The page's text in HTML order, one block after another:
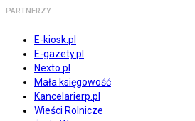
PARTNERZY
E-kiosk.pl
E-gazety.pl
Nexto.pl
Mała księgowość
Kancelarierp.pl
Wieści Rolnicze